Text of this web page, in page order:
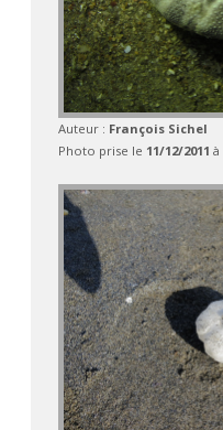
Auteur : François Sichel
Photo prise le 11/12/2011 à